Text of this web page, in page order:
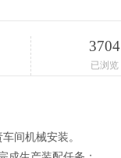
3704
已浏览
间机械安装。